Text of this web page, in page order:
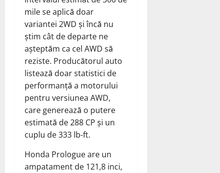
mile se aplică doar
variantei 2WD și încă nu
știm cât de departe ne
așteptăm ca cel AWD să
reziste. Producătorul auto
listează doar statistici de
performanță a motorului
pentru versiunea AWD,
care generează o putere
estimată de 288 CP și un
cuplu de 333 lb-ft.
Honda Prologue are un
ampatament de 121,8 inci,